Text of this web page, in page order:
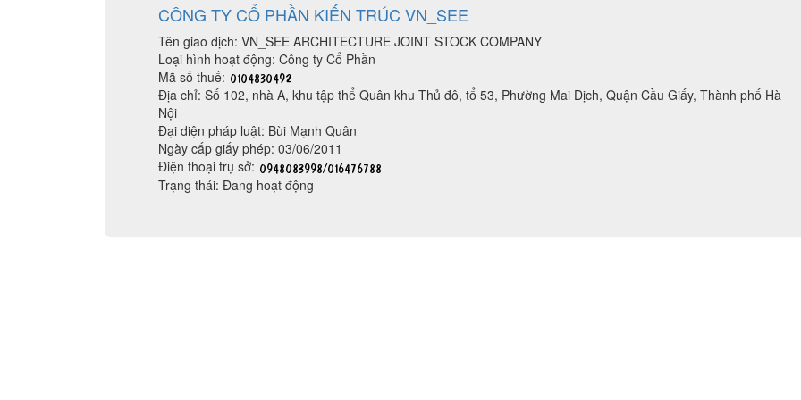
CÔNG TY CỔ PHẦN KIẾN TRÚC VN_SEE
Tên giao dịch: VN_SEE ARCHITECTURE JOINT STOCK COMPANY
Loại hình hoạt động: Công ty Cổ Phần
Mã số thuế:
Địa chỉ: Số 102, nhà A, khu tập thể Quân khu Thủ đô, tổ 53, Phường Mai Dịch, Quận Cầu Giấy, Thành phố Hà
Nội
Đại diện pháp luật: Bùi Mạnh Quân
Ngày cấp giấy phép: 03/06/2011
Điện thoại trụ sở:
Trạng thái: Đang hoạt động